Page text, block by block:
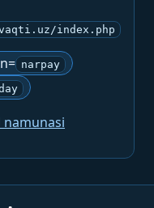
index.php
narpay
namunasi